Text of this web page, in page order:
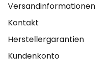
Versandinformationen
Kontakt
Herstellergarantien
Kundenkonto